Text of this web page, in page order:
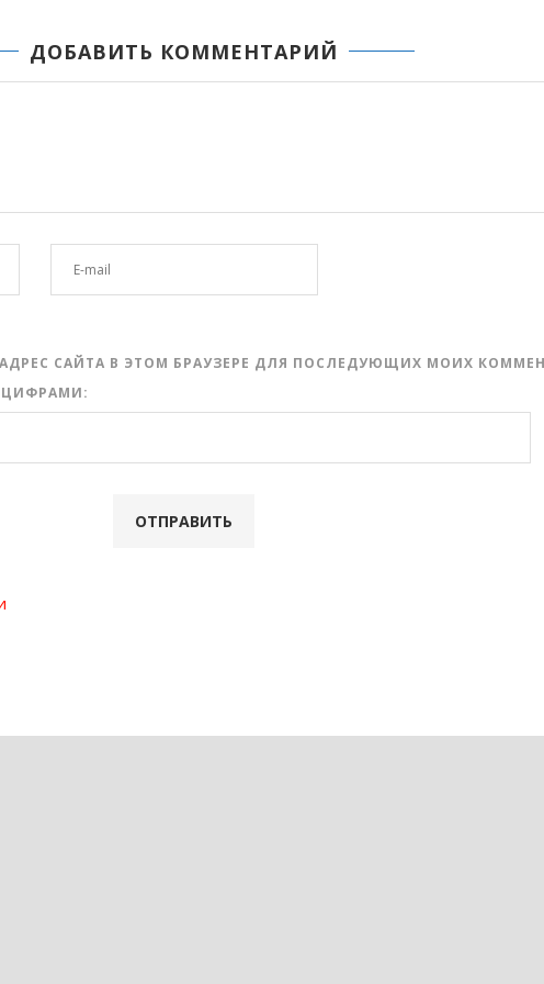
ДОБАВИТЬ КОММЕНТАРИЙ
САЙТА В ЭТОМ БРАУЗЕРЕ ДЛЯ ПОСЛЕДУЮЩИХ МОИХ
ЦИФРАМИ: